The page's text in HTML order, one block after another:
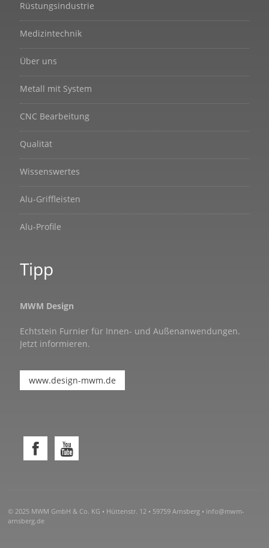
Rüstungsindustrie
Medizintechnik
Über uns
Metall mit System
CNC Bearbeitung
Qualität
Wissenswertes
Alu-Griffleisten
Alu-Profile
Tipp
MWM Design
Echtstein Furnier für Innen- und Außenanwendungen.
Jetzt informieren.
www.design-mwm.de
© 2025 MWM GmbH & Co. KG • Hüttenstr. 12 • 59759 Arnsberg • info@mwm-
arnsberg.de